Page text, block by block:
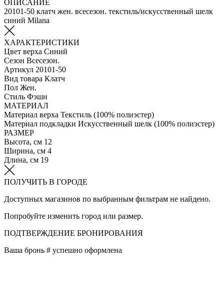
ОПИСАНИЕ
20101-50 клатч жен. всесезон. текстиль/искусственный шелк
синий Milana
ХАРАКТЕРИСТИКИ
Цвет верха Синий
Сезон Всесезон.
Артикул 20101-50
Вид товара Клатч
Пол Жен.
Стиль Фэшн
МАТЕРИАЛ
Материал верха Текстиль (100% полиэстер)
Материал подкладки Искусственный шелк (100% полиэстер)
РАЗМЕР
Высота, см 12
Ширина, см 4
Длина, см 19
ПОЛУЧИТЬ В ГОРОДЕ
Доступных магазинов по выбранным фильтрам не найдено.
Попробуйте изменить город или размер.
ПОДТВЕРЖДЕНИЕ БРОНИРОВАНИЯ
Ваша бронь # успешно оформлена